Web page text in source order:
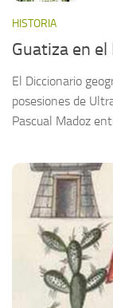
HISTORIA
Guatiza en
El Diccionario
posesiones de
Pascual Madoz